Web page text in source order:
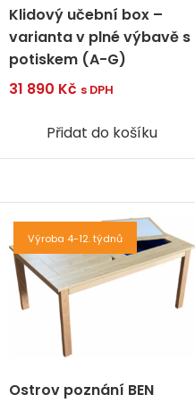
Klidový učební box –
varianta v plné výbavě s
potiskem (A-G)
31 890 Kč s DPH
Přidat do košíku
Výroba 4-12. týdnů
Ostrov poznání BEN